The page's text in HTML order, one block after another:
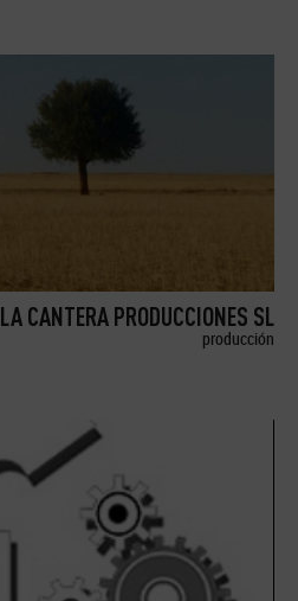
LA CANTERA PRODUCCIONES SL
producción